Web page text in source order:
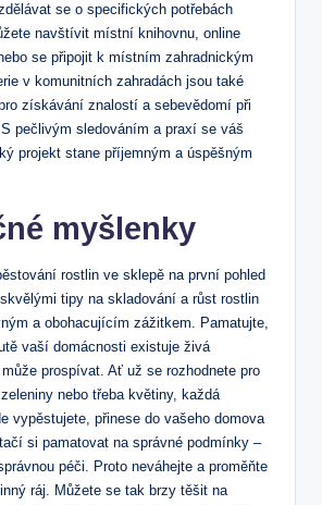
se o specifických⁣ potřebách⁣
‍navštívit místní knihovnu, online
se připojit k místním zahradnickým
v komunitních zahradách jsou také
získávání znalostí a sebevědomí při
pečlivým sledováním⁣ a praxí​ se váš
projekt stane příjemným a ‌úspěšným
myšlenky
rostlin ve sklepě na první pohled
tipy na skladování a růst rostlin
a obohacujícím zážitkem. Pamatujte,
vaší domácnosti ⁢existuje živá
prospívat. Ať už se rozhodnete pro
nebo třeba květiny,‍ každá
vypěstujete, ‍přinese do vašeho domova
si pamatovat na správné podmínky –
péči. Proto neváhejte a proměňte
ráj. ‌Můžete se ​tak brzy těšit na